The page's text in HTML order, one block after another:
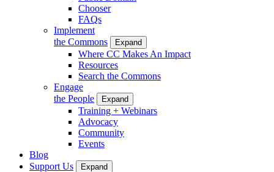
Chooser
FAQs
Implement
the Commons
Expand
Where CC Makes An Impact
Resources
Search the Commons
Engage
the People
Expand
Training + Webinars
Advocacy
Community
Events
Blog
Support Us
Expand